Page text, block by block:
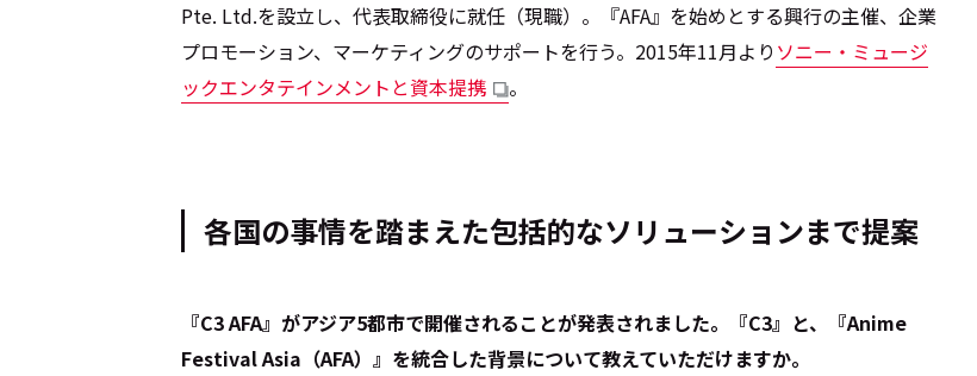
Pte. Ltd.を設立し、代表取締役に就任（現職）。『AFA』を始めとする興行の主催、企業
プロモーション、マーケティングのサポートを行う。2015年11月より ソニー・ミュージ
ックエンタテインメントと資本提携
。
各国の事情を踏まえた包括的なソリューションまで提案
――『C3 AFA』がアジア5都市で開催されることが発表されました。『C3』と、『Anime
Festival Asia（AFA）』を統合した背景について教えていただけますか。